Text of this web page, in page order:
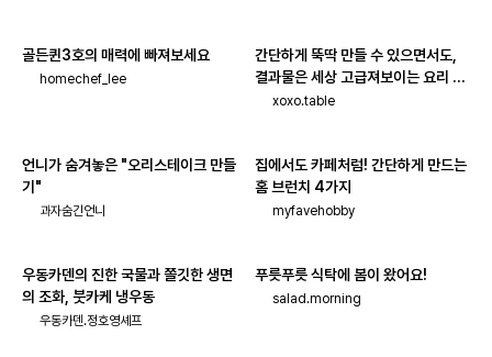
골든퀸3호의 매력에 빠져보세요
homechef_lee
간단하게 뚝딱 만들 수 있으면서도,
결과물은 세상 고급져보이는 요리 모
xoxo.table
언니가 숨겨놓은 "오리스테이크 만들
기"
과자숨긴언니
집에서도 카페처럼! 간단하게 만드는
홈 브런치 4가지
myfavehobby
우동카덴의 진한 국물과 쫄깃한 생면
의 조화, 붓카케 냉우동
우동카덴.정호영셰프
푸릇푸릇 식탁에 봄이 왔어요!
salad.morning